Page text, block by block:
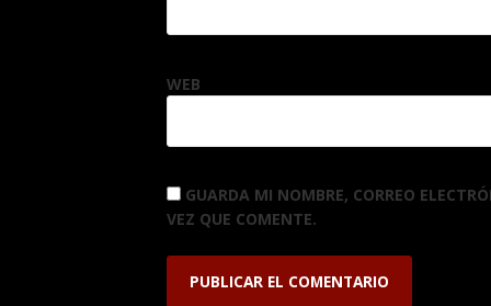
WEB
GUARDA MI NOMBRE, CORREO
VEZ QUE COMENTE.